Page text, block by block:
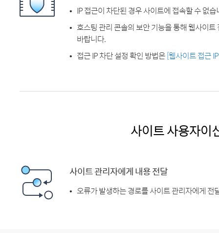
IP 접근이 차단된 경우 사이트에 접속할 수 없습
호스팅 관리 콘솔의 보안 기능을 통해 웹사이
바랍니다.
접근 IP 차단 설정 확인 방법은[웹사이트 접근
사이트 사용자이
사이트 관리자에게 내용 전달
오류가 발생하는 경로를 사이트 관리자에게 전